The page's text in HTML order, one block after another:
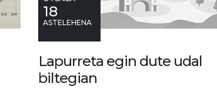
18
ASTELEHENA
Lapurreta egin dute udal
biltegian